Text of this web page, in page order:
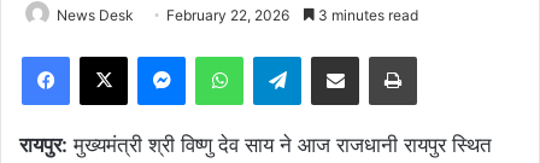
News Desk February 22, 2026 3 minutes read
Facebook
X MessengerWhatsAppTelegramShare via Email Print
रायपुर: मुख्यमंत्री श्री विष्णु देव साय ने आज राजधानी रायपुर स्थित